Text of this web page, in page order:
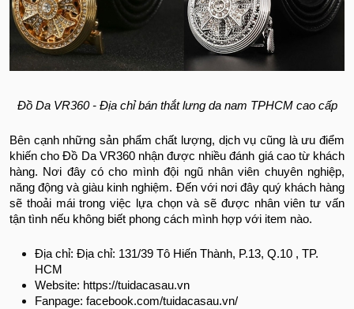
Đồ Da VR360 - Địa chỉ bán thắt lưng da nam TPHCM cao cấp
Bên cạnh những sản phẩm chất lượng, dịch vụ cũng là ưu điểm
khiến cho Đồ Da VR360 nhận được nhiều đánh giá cao từ khách
hàng. Nơi đây có cho mình đội ngũ nhân viên chuyên nghiệp,
năng động và giàu kinh nghiệm. Đến với nơi đây quý khách hàng
sẽ thoải mái trong việc lựa chọn và sẽ được nhân viên tư vấn
tận tình nếu không biết phong cách mình hợp với item nào.
Địa chỉ: Địa chỉ: 131/39 Tô Hiến Thành, P.13, Q.10 , TP.
HCM
Website: https://tuidacasau.vn
Fanpage: facebook.com/tuidacasau.vn/